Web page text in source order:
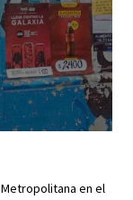
en el